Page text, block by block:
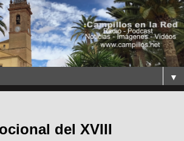
▼
del XVIII